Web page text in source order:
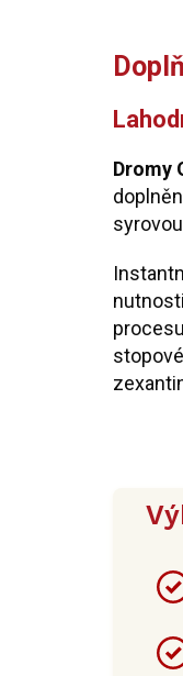
Dromy
syrovou
stopové